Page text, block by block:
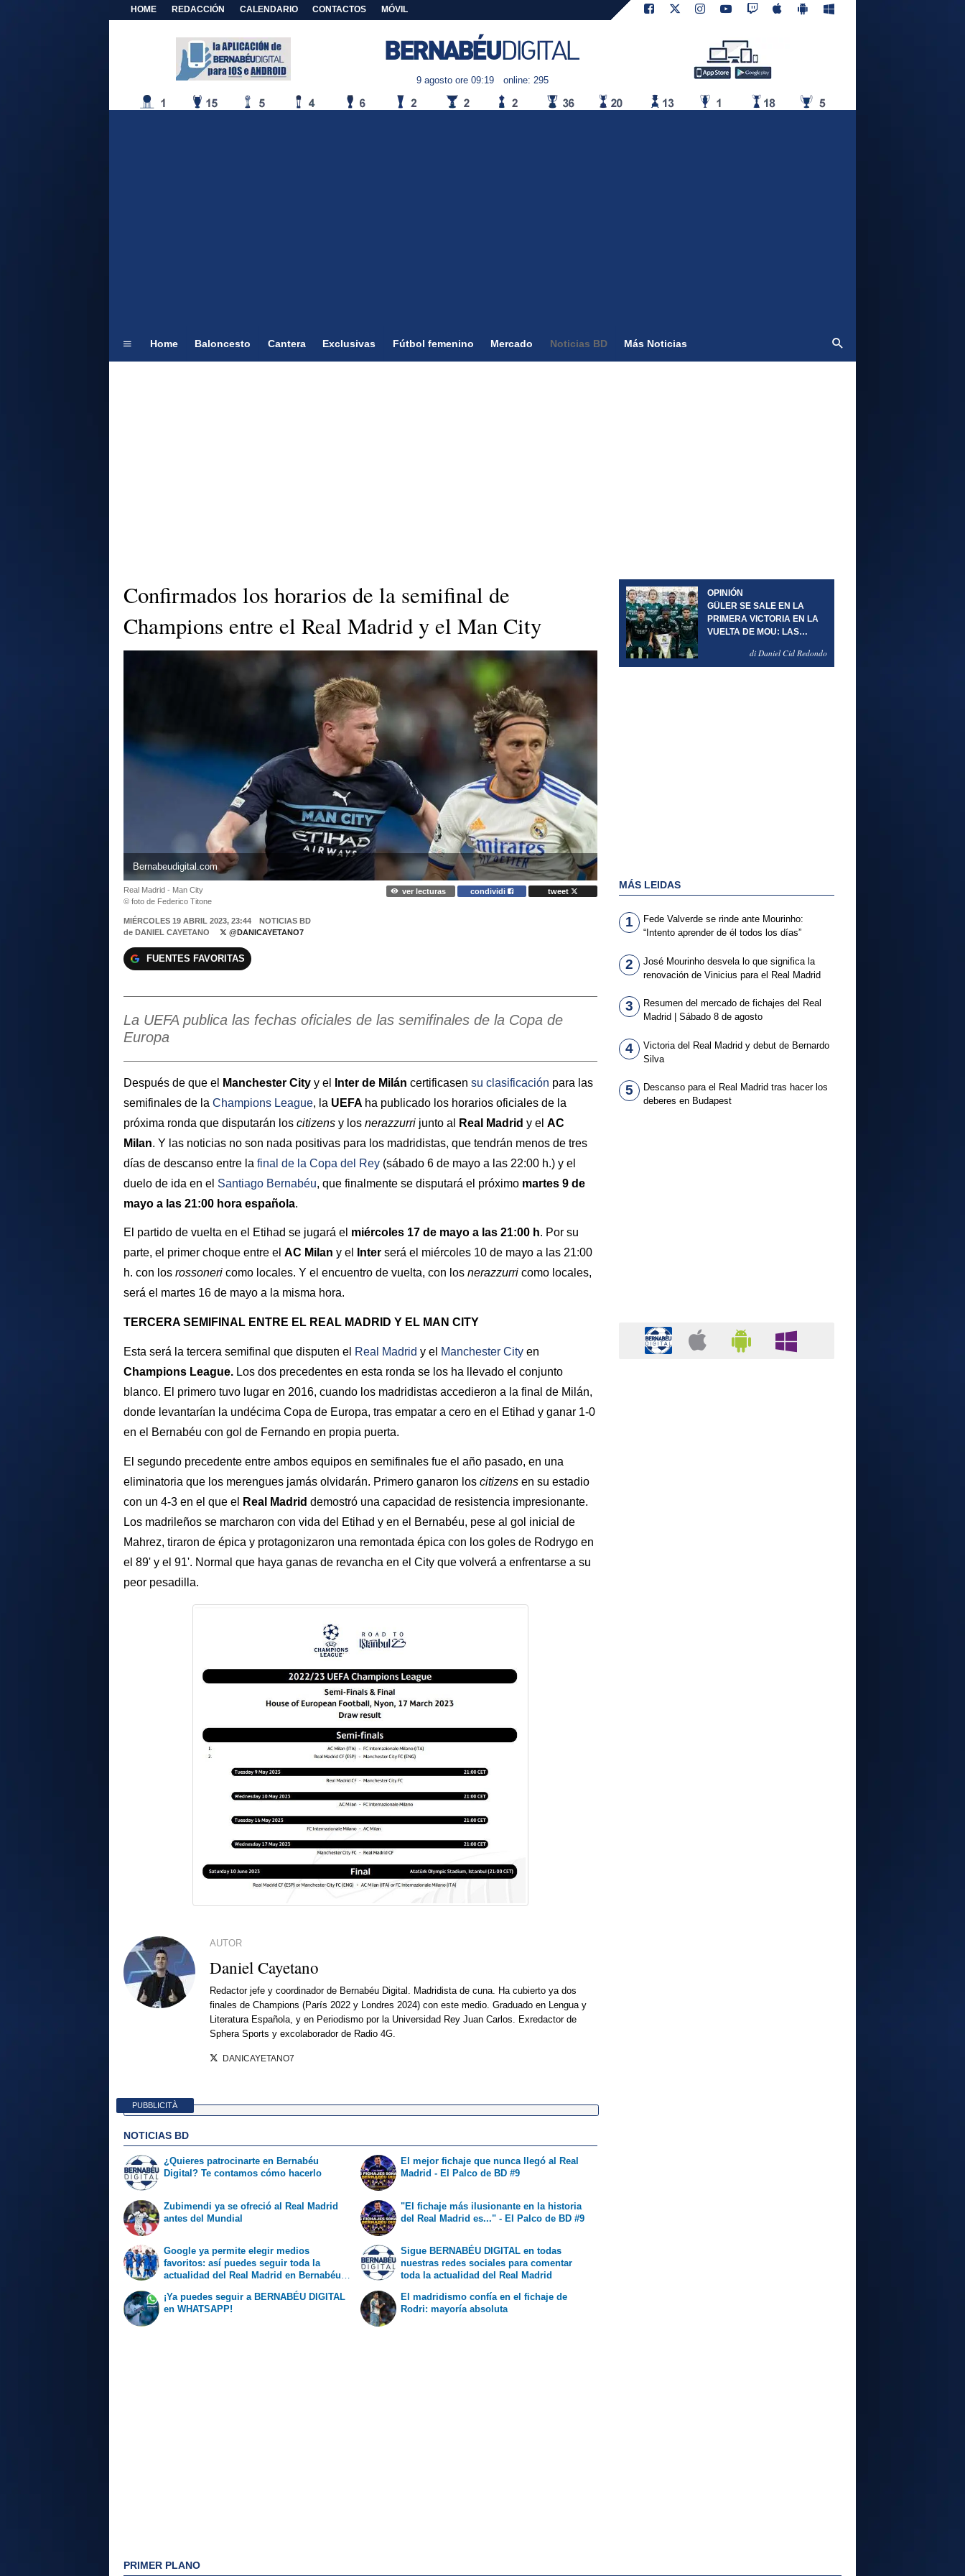
HOME REDACCIÓN CALENDARIO CONTACTOS MÓVIL
9 agosto ore 09:19 online: 295
Home Baloncesto Cantera Exclusivas Fútbol femenino Mercado Noticias BD Más Noticias
Confirmados los horarios de la semifinal de
Champions entre el Real Madrid y el Man City
Bernabeudigital.com
Real Madrid - Man City
© foto de Federico Titone
ver lecturas condividi tweet
MIÉRCOLES 19 ABRIL 2023, 23:44
NOTICIAS BD
de DANIEL CAYETANO @DANICAYETANO7
FUENTES FAVORITAS
La UEFA publica las fechas oficiales de las semifinales de la Copa de
Europa
Después de que el Manchester City y el Inter de Milán certificasen su clasificación para las
semifinales de la Champions League, la UEFA ha publicado los horarios oficiales de la
próxima ronda que disputarán los citizens y los nerazzurri junto al Real Madrid y el AC
Milan. Y las noticias no son nada positivas para los madridistas, que tendrán menos de tres
días de descanso entre la final de la Copa del Rey (sábado 6 de mayo a las 22:00 h.) y el
duelo de ida en el Santiago Bernabéu, que finalmente se disputará el próximo martes 9 de
mayo a las 21:00 hora española.
El partido de vuelta en el Etihad se jugará el miércoles 17 de mayo a las 21:00 h. Por su
parte, el primer choque entre el AC Milan y el Inter será el miércoles 10 de mayo a las 21:00
h. con los rossoneri como locales. Y el encuentro de vuelta, con los nerazzurri como locales,
será el martes 16 de mayo a la misma hora.
TERCERA SEMIFINAL ENTRE EL REAL MADRID Y EL MAN CITY
Esta será la tercera semifinal que disputen el Real Madrid y el Manchester City en
Champions League. Los dos precedentes en esta ronda se los ha llevado el conjunto
blanco. El primero tuvo lugar en 2016, cuando los madridistas accedieron a la final de Milán,
donde levantarían la undécima Copa de Europa, tras empatar a cero en el Etihad y ganar 1-0
en el Bernabéu con gol de Fernando en propia puerta.
El segundo precedente entre ambos equipos en semifinales fue el año pasado, en una
eliminatoria que los merengues jamás olvidarán. Primero ganaron los citizens en su estadio
con un 4-3 en el que el
Real Madrid demostró una capacidad de resistencia impresionante.
Los madrileños se marcharon con vida del Etihad y en el Bernabéu, pese al gol inicial de
Mahrez, tiraron de épica y protagonizaron una remontada épica con los goles de Rodrygo en
el 89' y el 91'. Normal que haya ganas de revancha en el City que volverá a enfrentarse a su
peor pesadilla.
AUTOR
Daniel Cayetano
Redactor jefe y coordinador de Bernabéu Digital. Madridista de cuna. Ha cubierto ya dos
finales de Champions (París 2022 y Londres 2024) con este medio. Graduado en Lengua y
Literatura Española, y en Periodismo por la Universidad Rey Juan Carlos. Exredactor de
Sphera Sports y excolaborador de Radio 4G.
DANICAYETANO7
PUBBLICITÀ
NOTICIAS BD
¿Quieres patrocinarte en Bernabéu
Digital? Te contamos cómo hacerlo
Zubimendi ya se ofreció al Real Madrid
antes del Mundial
El mejor fichaje que nunca llegó al Real
Madrid - El Palco de BD #9
"El fichaje más ilusionante en la historia
del Real Madrid es..." - El Palco de BD #9
Google ya permite elegir medios
favoritos: así puedes seguir toda la
actualidad del Real Madrid en Bernabéu
¡Ya puedes seguir a BERNABÉU DIGITAL
en WHATSAPP!
Sigue BERNABÉU DIGITAL en todas
nuestras redes sociales para comentar
toda la actualidad del Real Madrid
El madridismo confía en el fichaje de
Rodri: mayoría absoluta
OPINIÓN
GÜLER SE SALE EN LA
PRIMERA VICTORIA EN LA
VUELTA DE MOU: LAS
1-2 REAL MADRIDdi Daniel Cid Redondo
MÁS LEIDAS
1
Fede Valverde se rinde ante Mourinho:
“Intento aprender de él todos los días”
2
José Mourinho desvela lo que significa la
renovación de Vinicius para el Real Madrid
3
Resumen del mercado de fichajes del Real
Madrid | Sábado 8 de agosto
4
Victoria del Real Madrid y debut de Bernardo
Silva
5
Descanso para el Real Madrid tras hacer los
deberes en Budapest
PRIMER PLANO